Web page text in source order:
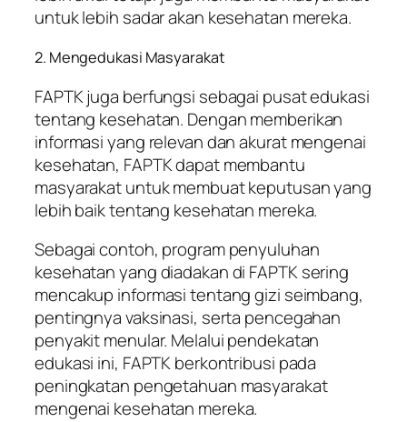
untuk lebih sadar akan kesehatan mereka.
2. Mengedukasi Masyarakat
FAPTK juga berfungsi sebagai pusat edukasi
tentang kesehatan. Dengan memberikan
informasi yang relevan dan akurat mengenai
kesehatan, FAPTK dapat membantu
masyarakat untuk membuat keputusan yang
lebih baik tentang kesehatan mereka.
Sebagai contoh, program penyuluhan
kesehatan yang diadakan di FAPTK sering
mencakup informasi tentang gizi seimbang,
pentingnya vaksinasi, serta pencegahan
penyakit menular. Melalui pendekatan
edukasi ini, FAPTK berkontribusi pada
peningkatan pengetahuan masyarakat
mengenai kesehatan mereka.